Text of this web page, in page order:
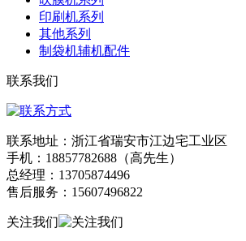
印刷机系列
其他系列
制袋机辅机配件
联系我们
联系地址：浙江省瑞安市江边宅工业区
手机：18857782688（高先生）
总经理：13705874496
售后服务：15607496822
关注我们